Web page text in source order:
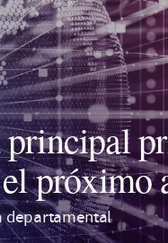
próximo
departamental